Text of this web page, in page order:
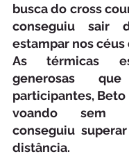
busca do cross
conseguiu sair
estampar nos céus
As térmicas
generosas
participantes, Beto
voando sem
conseguiu
distância.